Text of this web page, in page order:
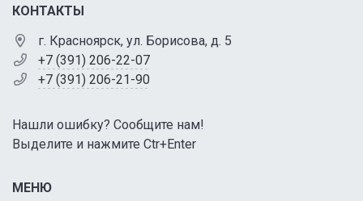
КОНТАКТЫ
г. Красноярск, ул. Борисова, д. 5
+7 (391) 206-22-07
+7 (391) 206-21-90
Нашли ошибку? Сообщите нам!
Выделите и нажмите Ctr+Enter
МЕНЮ